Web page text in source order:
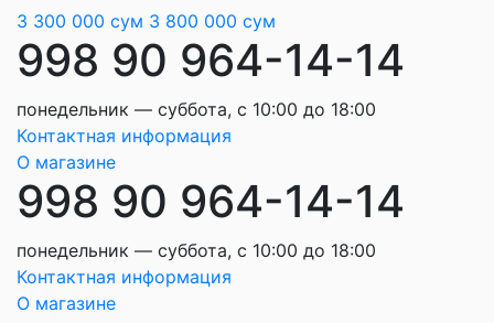
3 300 000 сум 3 800 000 сум
998 90 964-14-14
понедельник — суббота, с 10:00 до 18:00
Контактная информация
О магазине
998 90 964-14-14
понедельник — суббота, с 10:00 до 18:00
Контактная информация
О магазине